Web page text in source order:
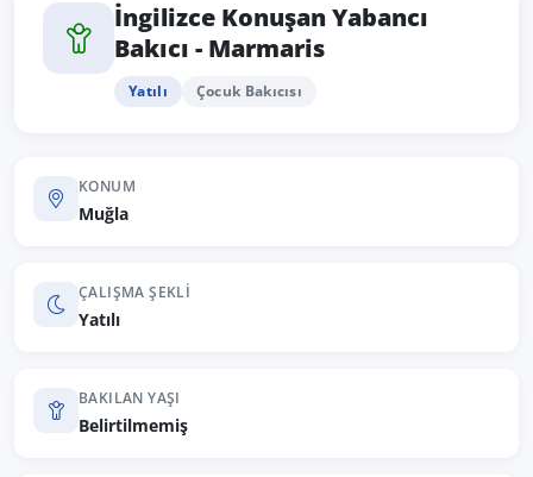
İngilizce Konuşan Yabancı
Bakıcı - Marmaris
Yatılı Çocuk Bakıcısı
KONUM
Muğla
ÇALIŞMA ŞEKLI
Yatılı
BAKILAN YAŞI
Belirtilmemiş